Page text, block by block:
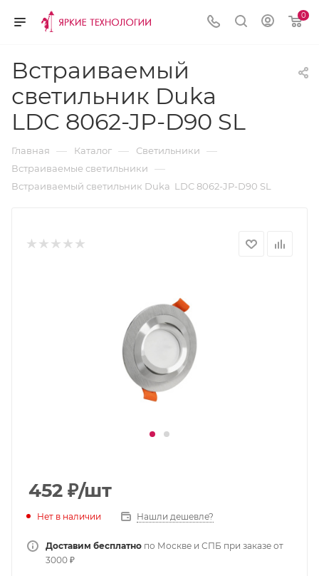
0
Встраиваемый
светильник Duka
LDC 8062-JP-D90 SL
Главная — Каталог — Светильники —
Встраиваемые светильники —
Встраиваемый светильник Duka LDC 8062-JP-D90 SL
452 ₽/шт
Нет в наличии Нашли дешевле?
Доставим бесплатно по Москве и СПБ при заказе от
3000 ₽